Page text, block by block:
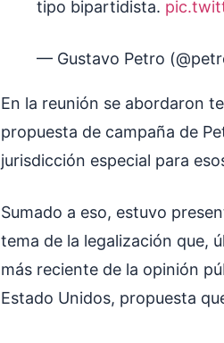
tipo bipartidista.
— Gustavo Petro
En la reunión se abordaron
propuesta de campaña de
jurisdicción especial para
Sumado a eso, estuvo
tema de la legalización que,
más reciente de la opinión
Estado Unidos, propuesta